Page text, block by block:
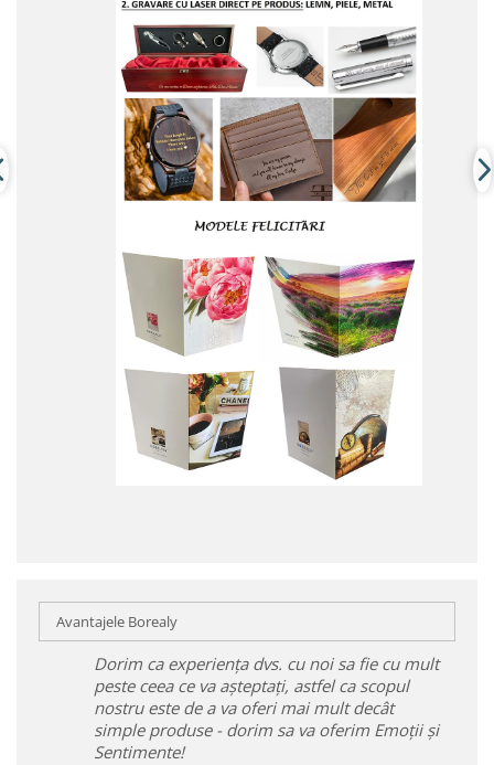
Avantajele Borealy
Dorim ca experiența dvs. cu noi sa fie cu mult
peste ceea ce va așteptați, astfel ca scopul
nostru este de a va oferi mai mult decât
simple produse - dorim sa va oferim Emoții și
Sentimente!